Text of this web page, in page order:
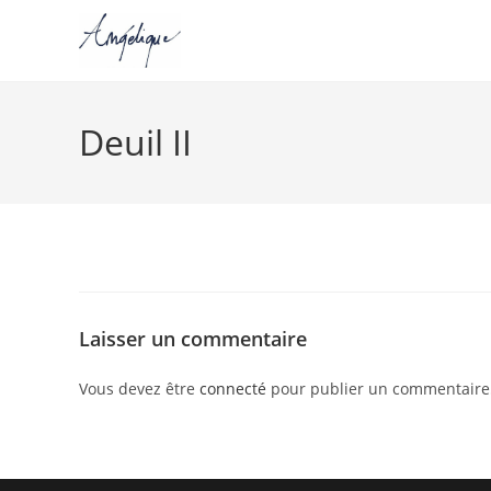
Deuil II
Laisser un commentaire
Vous devez être connecté pour publier un